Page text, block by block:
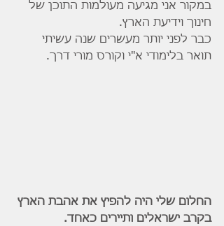
במקור אני מגיעה מעולמות התוכן של
חינוך וידיעת הארץ.
כבר לפני יותר מעשרים שנה עשיתי
תואר בלימודי א"י וקורס מורי דרך.
החלום שלי היה להפיץ את אהבת הארץ
בקרב ישראלים ותיירים כאחד.